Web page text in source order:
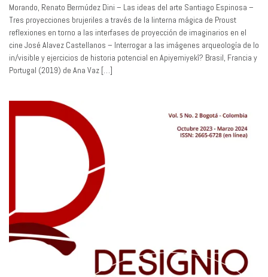
Morando, Renato Bermúdez Dini – Las ideas del arte Santiago Espinosa –
Tres proyecciones brujeriles a través de la linterna mágica de Proust
reflexiones en torno a las interfases de proyección de imaginarios en el
cine José Alavez Castellanos – Interrogar a las imágenes arqueología de lo
in/visible y ejercicios de historia potencial en Apiyemiyekî? Brasil, Francia y
Portugal (2019) de Ana Vaz […]